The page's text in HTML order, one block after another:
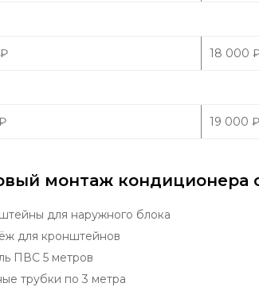
₽ 18 000
19 000 ₽
монтаж кондиционера
для наружного блока
для кронштейнов
ПВС 5 метров
трубки по 3 метра